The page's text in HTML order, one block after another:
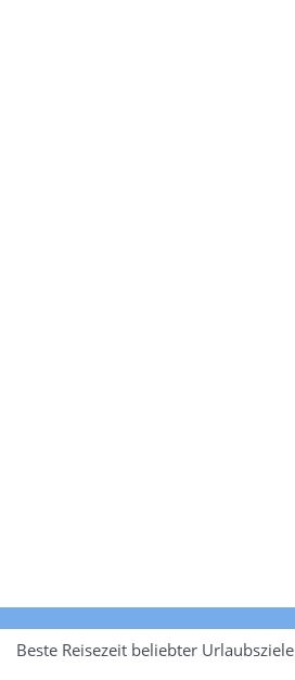
Beste Reisezeit beliebter Urlaubsziele